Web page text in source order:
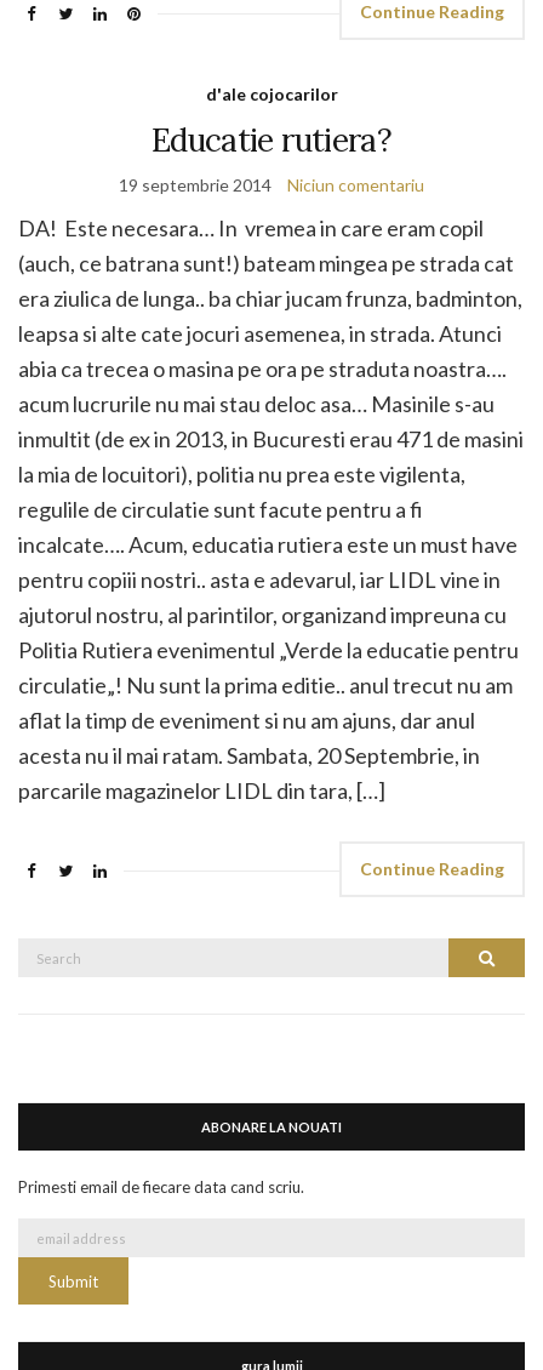
Continue Reading
d'ale cojocarilor
Educatie rutiera?
19 septembrie 2014 Niciun comentariu
DA! Este necesara… In vremea in care eram copil
(auch, ce batrana sunt!) bateam mingea pe strada cat
era ziulica de lunga.. ba chiar jucam frunza, badminton,
leapsa si alte cate jocuri asemenea, in strada. Atunci
abia ca trecea o masina pe ora pe straduta noastra….
acum lucrurile nu mai stau deloc asa… Masinile s-au
inmultit (de ex in 2013, in Bucuresti erau 471 de masini
la mia de locuitori), politia nu prea este vigilenta,
regulile de circulatie sunt facute pentru a fi
incalcate…. Acum, educatia rutiera este un must have
pentru copiii nostri.. asta e adevarul, iar LIDL vine in
ajutorul nostru, al parintilor, organizand impreuna cu
Politia Rutiera evenimentul „Verde la educatie pentru
circulatie„! Nu sunt la prima editie.. anul trecut nu am
aflat la timp de eveniment si nu am ajuns, dar anul
acesta nu il mai ratam. Sambata, 20 Septembrie, in
parcarile magazinelor LIDL din tara, […]
Continue Reading
Search
ABONARE LA NOUATI
Primesti email de fiecare data cand scriu.
gura lumii